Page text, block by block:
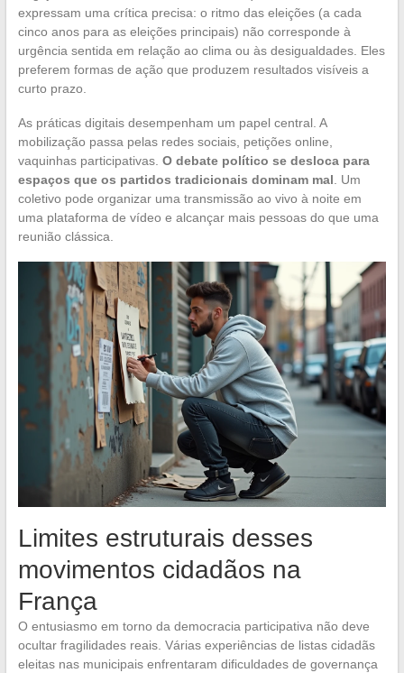
expressam uma crítica precisa: o ritmo das eleições (a cada
cinco anos para as eleições principais) não corresponde à
urgência sentida em relação ao clima ou às desigualdades. Eles
preferem formas de ação que produzem resultados visíveis a
curto prazo.
As práticas digitais desempenham um papel central. A
mobilização passa pelas redes sociais, petições online,
vaquinhas participativas. O debate político se desloca para
espaços que os partidos tradicionais dominam mal . Um
coletivo pode organizar uma transmissão ao vivo à noite em
uma plataforma de vídeo e alcançar mais pessoas do que uma
reunião clássica.
Limites estruturais desses
movimentos cidadãos na
França
O entusiasmo em torno da democracia participativa não deve
ocultar fragilidades reais. Várias experiências de listas cidadãs
eleitas nas municipais enfrentaram dificuldades de governança